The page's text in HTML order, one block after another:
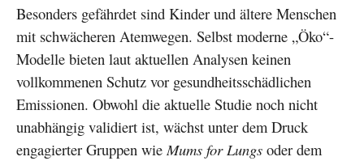
Besonders gefährdet sind Kinder und ältere Menschen
mit schwächeren Atemwegen. Selbst moderne „Öko“-
Modelle bieten laut aktuellen Analysen keinen
vollkommenen Schutz vor gesundheitsschädlichen
Emissionen. Obwohl die aktuelle Studie noch nicht
unabhängig validiert ist, wächst unter dem Druck
engagierter Gruppen wie Mums for Lungs oder dem